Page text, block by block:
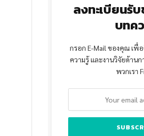
ลงทะเบียนรั
บทค
กรอก E-Mail ของคุณ เพื่
ความรู้ และงานวิจัยด้าน
พวกเรา